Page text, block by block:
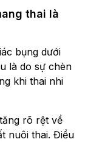
thai là
bụng dưới
là do sự chèn
khi thai nhi
rõ rệt về
nuôi thai. Điều